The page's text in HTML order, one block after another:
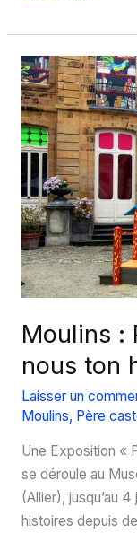
coeur
des
Jeux
olympiques
à
Rio
Moulins :
nous ton
Laisser un
Moulins, Père
Une Exposition «
se déroule au
(Allier), jusqu’au
histoires depuis